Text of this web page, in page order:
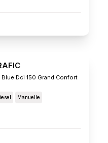
Blue Dci 150 Grand Confort
Manuelle